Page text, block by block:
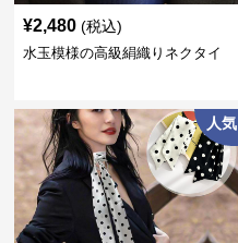
¥2,480 (税込)
水玉模様の高級絹織りネクタイ
人気